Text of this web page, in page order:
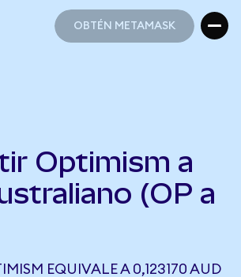
OBTÉN METAMASK
Optimism a
(OP a
EQUIVALE A 0,123170 AUD